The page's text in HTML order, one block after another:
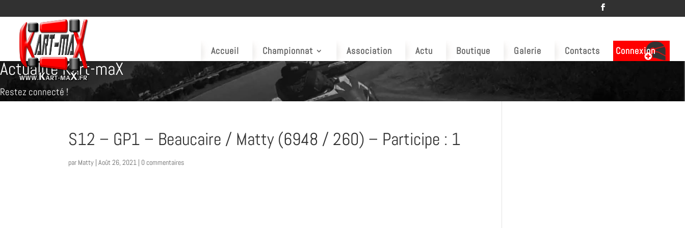
Accueil Championnat Association Actu Boutique Galerie Contacts Connexion
Actualité Kart-maX
Restez connecté !
S12 – GP1 – Beaucaire / Matty (6948 / 260) – Participe : 1
par Matty |Août 26, 2021 | 0 commentaires